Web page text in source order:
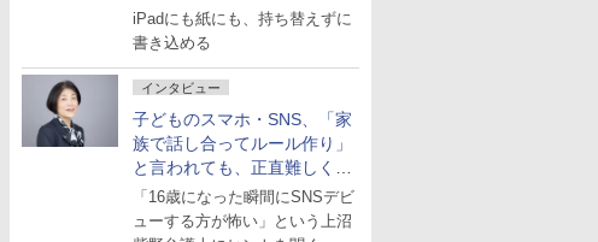
タイラスツーウェイ」発売
iPadにも紙にも、持ち替えずに
書き込める
インタビュー
子どものスマホ・SNS、「家
族で話し合ってルール作り」
と言われても、正直難しくな
いですか？
「16歳になった瞬間にSNSデビ
ューする方が怖い」という上沼